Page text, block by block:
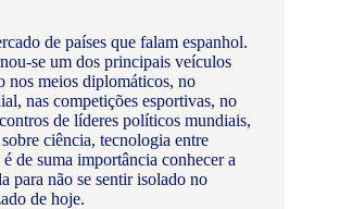
de países que falam espanhol.
se um dos principais veículos
nos meios diplomáticos, no
nas competições esportivas, no
de líderes políticos mundiais,
ciência, tecnologia entre
de suma importância conhecer a
para não se sentir isolado no
de hoje.